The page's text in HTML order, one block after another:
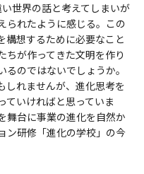
世界の話と考えてしまいが
られたように感じる。この
構想するために必要なこと
ちが作ってきた文明を作り
のではないでしょうか。
しれませんが、進化思考を
ていければと思っていま
舞台に事業の進化を自然か
ン研修「進化の学校」の今